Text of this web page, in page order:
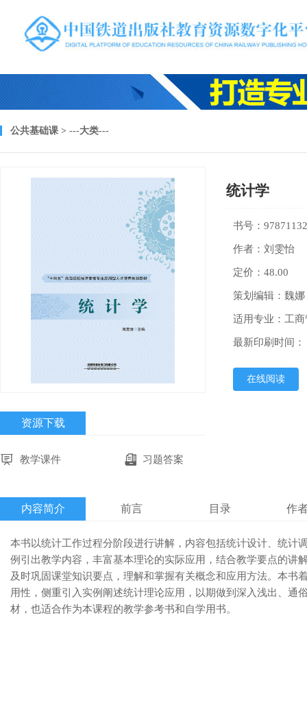
公共基础课 > ---大类---
统计学
书号：
作者：刘雯怡
定价：48.00
策划编辑：魏娜
适用专业：工
最新印刷时间：
在线阅读
资源下载
教学课件 习题答案
内容简介 前言 目录 作
本书以统计工作过程分阶段进行讲解，内容包括统计设计、统计
例引出教学内容，丰富基本理论的实际应用，结合教学要点的讲
及时巩固课堂知识要点，理解和掌握有关概念和应用方法。本
用性，侧重引入实例阐述统计理论应用，以期做到深入浅出、通
材，也适合作为本课程的教学参考书和自学用书。